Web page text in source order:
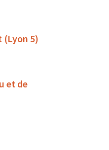
(Lyon 5)
et de